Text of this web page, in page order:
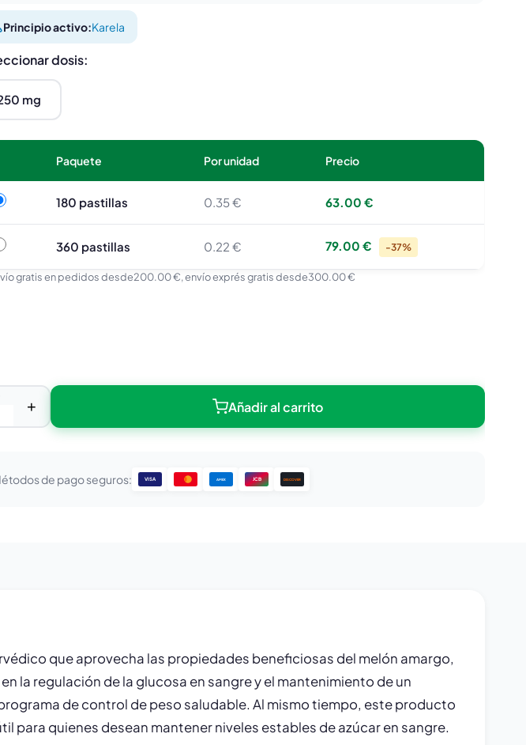
Principio activo:Karela
dosis:
mg
Paquete Por unidad Precio
pastillas180 pastillas 0.35 € 63.00 €
pastillas360 pastillas 0.22 € 79.00 € -37%
gratis en pedidos desde200.00 €, envío exprés gratis desde300.00 €
+ Añadir al carrito
de pago seguros: VISA AMEX JCB DISCOVER
que aprovecha las propiedades beneficiosas del melón amargo,
la regulación de la glucosa en sangre y el mantenimiento de un
de control de peso saludable. Al mismo tiempo, este producto
para quienes desean mantener niveles estables de azúcar en sangre.